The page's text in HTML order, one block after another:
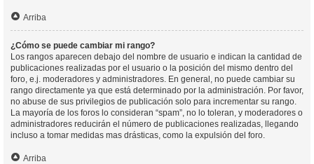
Arriba
¿Cómo se puede cambiar mi rango?
Los rangos aparecen debajo del nombre de usuario e indican la cantidad de
publicaciones realizadas por el usuario o la posición del mismo dentro del
foro, e.j. moderadores y administradores. En general, no puede cambiar su
rango directamente ya que está determinado por la administración. Por favor,
no abuse de sus privilegios de publicación solo para incrementar su rango.
La mayoría de los foros lo consideran “spam”, no lo toleran, y moderadores o
administradores reducirán el número de publicaciones realizadas, llegando
incluso a tomar medidas mas drásticas, como la expulsión del foro.
Arriba